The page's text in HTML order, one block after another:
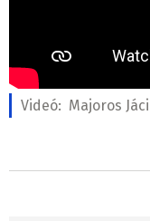
Videó: Majoros